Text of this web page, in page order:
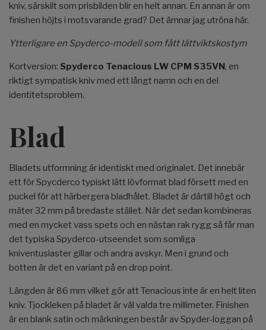
kniv, särskilt som prisbilden blir en helt annan. En annan är om
finishen höjts i motsvarande grad? Det ämnar jag utröna här.
Ytterligare en Spyderco-modell som fått lättviktskostym
Kortversion: Spyderco Tenacious LW CPM S35VN, en
riktigt sympatisk kniv med ett långt namn och en del
identitetsproblem.
Blad
Bladets utformning är identiskt med originalet. Det innebär
ett för Spycderco typiskt lätt lövformat blad försett med en
puckel för att härbergera bladhålet. Bladet är därtill högt och
mäter 32 mm på bredaste stället. När det sedan kombineras
med en mycket vass spets och en nästan rak rygg så får man
det typiska Spyderco-utseendet som somliga
kniventusiaster gillar och andra avskyr. Men i grund och
botten är det en variant på en drop point.
Längden är 86 mm vilket gör att Tenacious inte är en helt liten
kniv. Tjockleken på bladet är väl valda tre millimeter. Finishen
är en blank satin och märkningen består av Spyder-loggan på